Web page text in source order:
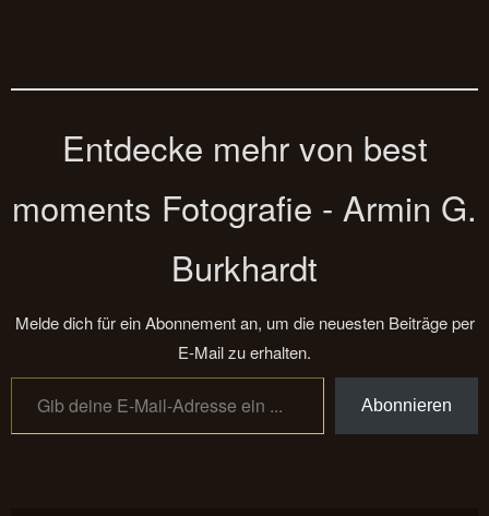
Entdecke mehr von best
moments Fotografie - Armin G.
Burkhardt
Melde dich für ein Abonnement an, um die neuesten Beiträge per
E-Mail zu erhalten.
Gib deine E-Mail-Adresse ein ...
Abonnieren